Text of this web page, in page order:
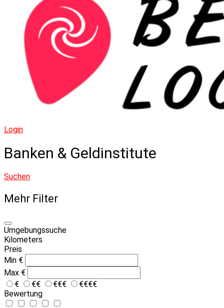
content
Login
Banken & Geldinstitute
Suchen
Mehr Filter
Umgebungssuche
Kilometers
Preis
Min €
Max €
€
€€ €€€
€€€€
Bewertung